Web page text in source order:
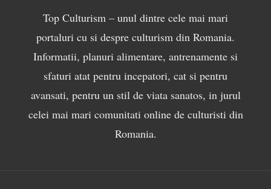
Top Culturism – unul dintre cele mai mari
portaluri cu si despre culturism din Romania.
Informatii, planuri alimentare, antrenamente si
sfaturi atat pentru incepatori, cat si pentru
avansati, pentru un stil de viata sanatos, in jurul
celei mai mari comunitati online de culturisti din
Romania.